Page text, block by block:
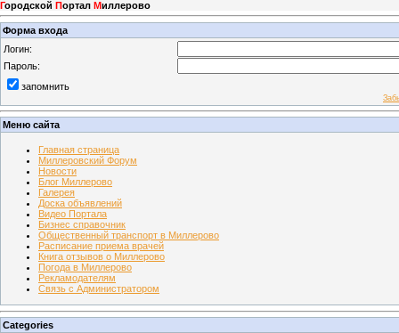
Городской Портал Миллерово
Форма входа
Логин:
Пароль:
запомнить
Меню сайта
Главная страница
Миллеровский Форум
Новости
Блог Миллерово
Галерея
Доска объявлений
Видео Портала
Бизнес справочник
Общественный транспорт в Миллерово
Расписание приема врачей
Книга отзывов о Миллерово
Погода в Миллерово
Рекламодателям
Связь с Администратором
Categories